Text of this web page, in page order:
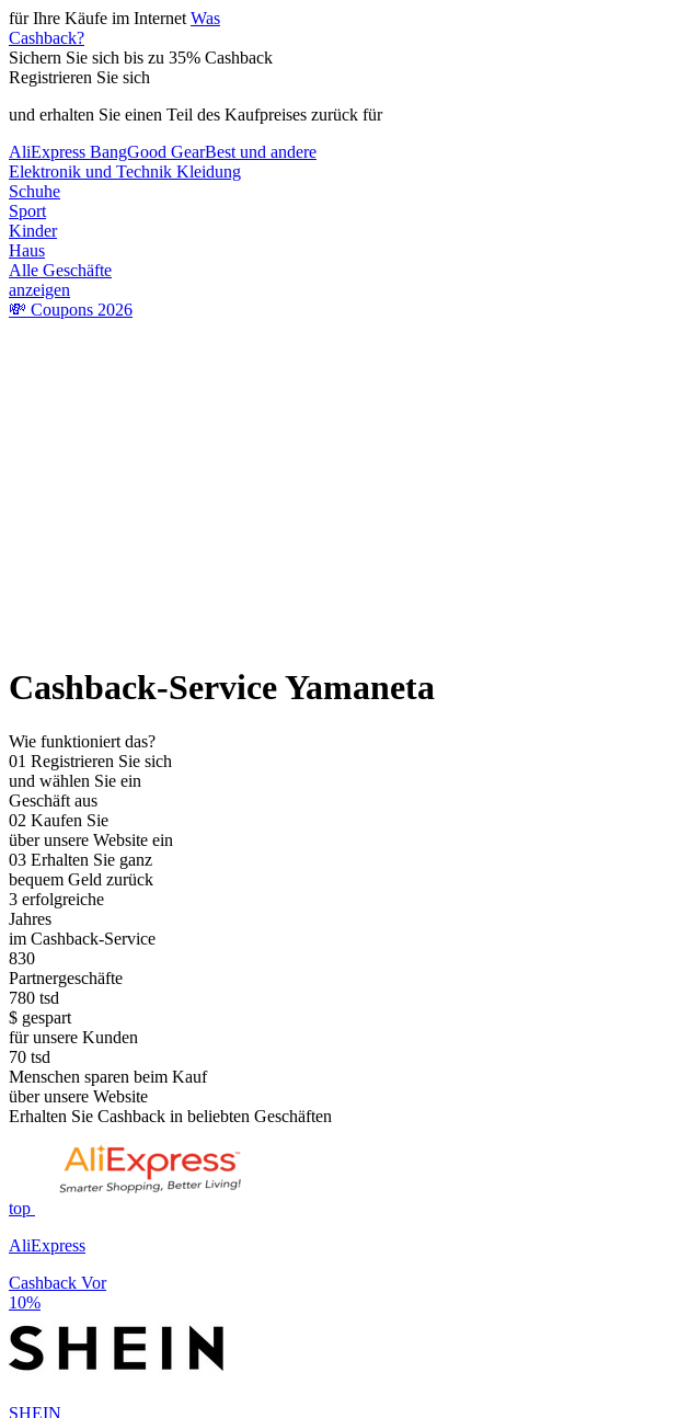
für Ihre Käufe im Internet Was
Cashback?
Sichern Sie sich bis zu 35% Cashback
Registrieren Sie sich
und erhalten Sie einen Teil des Kaufpreises zurück für
AliExpress BangGood GearBest und andere
Elektronik und Technik Kleidung
Schuhe
Sport
Kinder
Haus
Alle Geschäfte
anzeigen
💸 Coupons 2026
Cashback-Service Yamaneta
Wie funktioniert das?
01 Registrieren Sie sich
und wählen Sie ein
Geschäft aus
02 Kaufen Sie
über unsere Website ein
03 Erhalten Sie ganz
bequem Geld zurück
3 erfolgreiche
Jahres
im Cashback-Service
830
Partnergeschäfte
780 tsd
$ gespart
für unsere Kunden
70 tsd
Menschen sparen beim Kauf
über unsere Website
Erhalten Sie Cashback in beliebten Geschäften
top
AliExpress
Cashback Vor
10%
SHEIN